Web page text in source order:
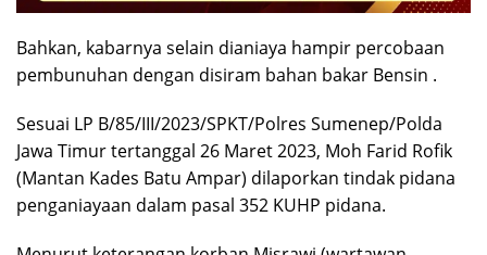
Bahkan, kabarnya selain dianiaya hampir percobaan
pembunuhan dengan disiram bahan bakar Bensin .
Sesuai LP B/85/III/2023/SPKT/Polres Sumenep/Polda
Jawa Timur tertanggal 26 Maret 2023, Moh Farid Rofik
(Mantan Kades Batu Ampar) dilaporkan tindak pidana
penganiayaan dalam pasal 352 KUHP pidana.